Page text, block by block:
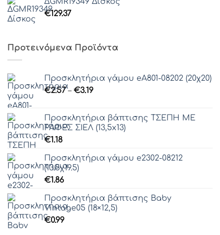
€47.00.είναι:
€129.37
Προτεινόμενα Προϊόντα
Προσκλητήρια γάμου eΑ801-08202 (20χ20)
€2.57 – €3.19Price
through
€3.19
Προσκλητήρια βάπτισης ΤΣΕΠΗ ΜΕ
ΡΑΦΕΣ ΣΙΕΛ (13,5x13)
€1.18
Προσκλητήρια γάμου e2302-08212
(13.5χ19.5)
€1.86
Προσκλητήρια βάπτισης Baby
Vintage05 (18×12,5)
€0.99